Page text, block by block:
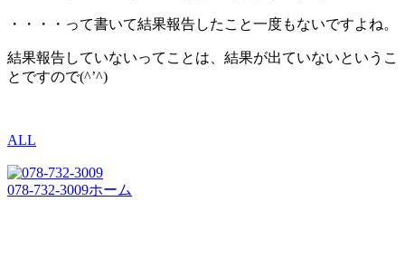
・・・・って書いて結果報告したこと一度もないですよね。
結果報告していないってことは、結果が出ていないというこ
とですので(^’^)
ALL
078-732-3009ホーム